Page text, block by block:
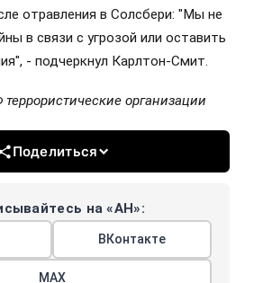
отравления в Солсбери: "Мы не
в связи с угрозой или оставить
- подчеркнул Карлтон-Смит.
организации
Поделиться
на «АН»:
ВКонтакте
МАХ